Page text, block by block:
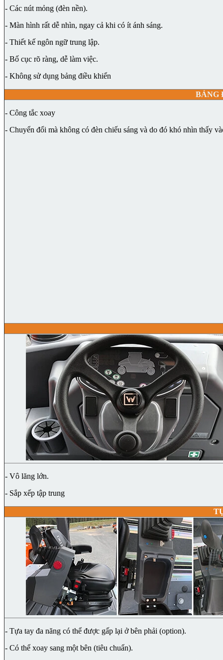
- Các nút mỏng (đèn nền).
- Màn hình rất dễ nhìn, ngay cả khi có ít ánh sáng.
- Thiết kế ngôn ngữ trung lập.
- Bố cục rõ ràng, dễ làm việc.
- Không sử dụng bảng điều khiển
BẢNG
- Công tắc xoay
- Chuyển đổi mà không có đèn chiếu sáng và do đó khó nhìn thấy
- Vô lăng lớn.
- Sắp xếp tập trung
- Tựa tay đa năng có thể được gấp lại ở bên phải (option).
- Có thể xoay sang một bên (tiêu chuẩn).